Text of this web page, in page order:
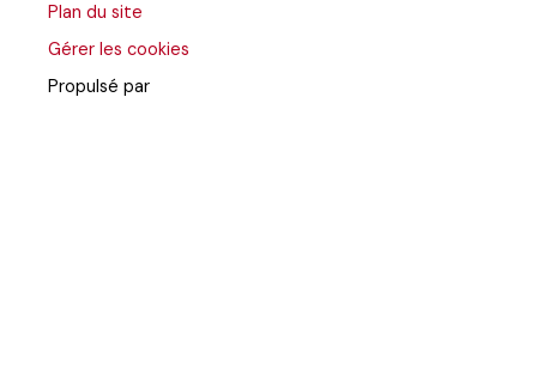
Plan du site
Gérer les cookies
Propulsé par